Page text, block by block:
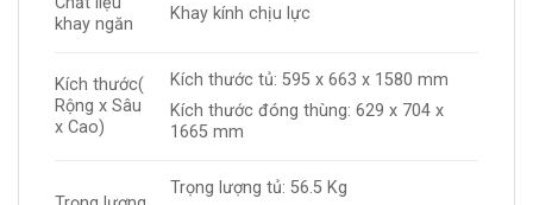
khay ngăn
Khay kính chịu lực
Kích thước(
Rộng x Sâu
x Cao)
Kích thước tủ: 595 x 663 x 1580 mm
Kích thước đóng thùng: 629 x 704 x
1665 mm
Trọng lượng tủ: 56.5 Kg